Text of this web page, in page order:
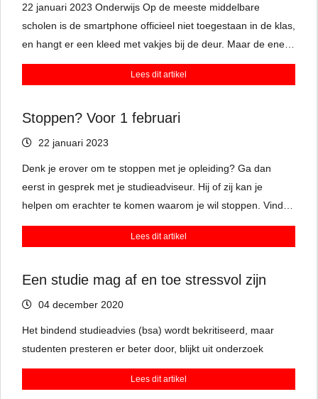
22 januari 2023 Onderwijs Op de meeste middelbare
scholen is de smartphone officieel niet toegestaan in de klas,
en hangt er een kleed met vakjes bij de deur. Maar de ene
leraar is wat consequenter dan de ander. De VO-raad
zwengelt de discussie aan: ‘In sommige lessen bieden ze
Lees dit artikel
Stoppen? Voor 1 februari
22 januari 2023
Denk je erover om te stoppen met je opleiding? Ga dan
eerst in gesprek met je studieadviseur. Hij of zij kan je
helpen om erachter te komen waarom je wil stoppen. Vind je
de vakken niet leuk? Of past het niveau toch niet bij je?
Misschien is er een oplossing te vinden binnen de opleiding
Lees dit artikel
Een studie mag af en toe stressvol zijn
04 december 2020
Het bindend studieadvies (bsa) wordt bekritiseerd, maar
studenten presteren er beter door, blijkt uit onderzoek
Lees dit artikel